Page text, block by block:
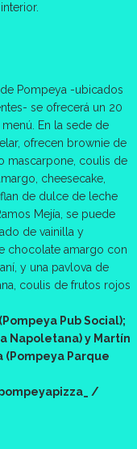
Pompeya -ubicados
se ofrecerá un 20
En la sede de
ofrecen brownie de
mascarpone, coulis de
cheesecake,
de dulce de leche
Mejía, se puede
de vainilla y
chocolate amargo con
y una pavlova de
coulis de frutos rojos
Pub Social);
Napoletana) y Martín
(Pompeya Parque
/